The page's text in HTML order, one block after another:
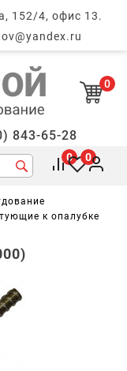
152/4, офис 13.
0
843-65-28
0 0
к опалубке